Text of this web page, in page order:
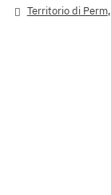
Territorio di Perm